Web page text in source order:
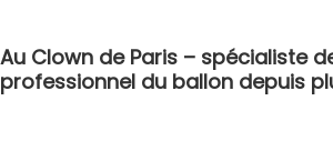
Au Clown de Paris – spécialiste
professionnel du ballon depuis